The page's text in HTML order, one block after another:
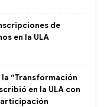
de
en la ULA
“Transformación
en la ULA con